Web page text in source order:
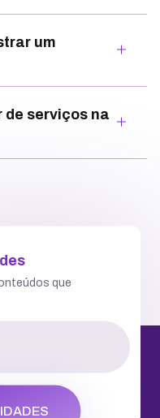
um
de serviços na
que